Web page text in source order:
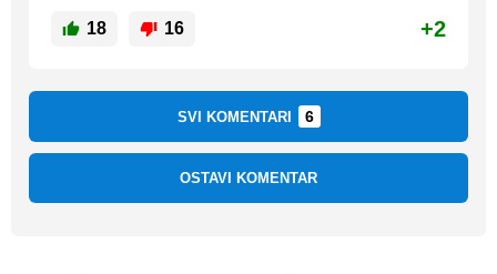
18 16 +2
SVI KOMENTARI 6
OSTAVI KOMENTAR